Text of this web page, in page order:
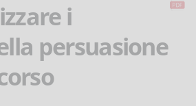
i
persuasione